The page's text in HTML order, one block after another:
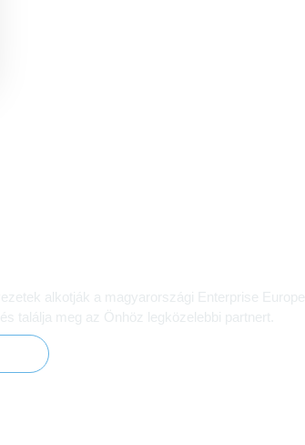
alkotják a magyarországi Enterprise Europe
találja meg az Önhöz legközelebbi partnert.